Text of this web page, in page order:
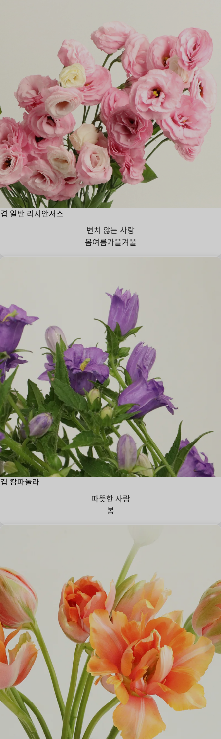
겹 일반 리시안셔스
변치 않는 사랑
봄여름가을겨울
겹 캄파눌라
따뜻한 사람
봄